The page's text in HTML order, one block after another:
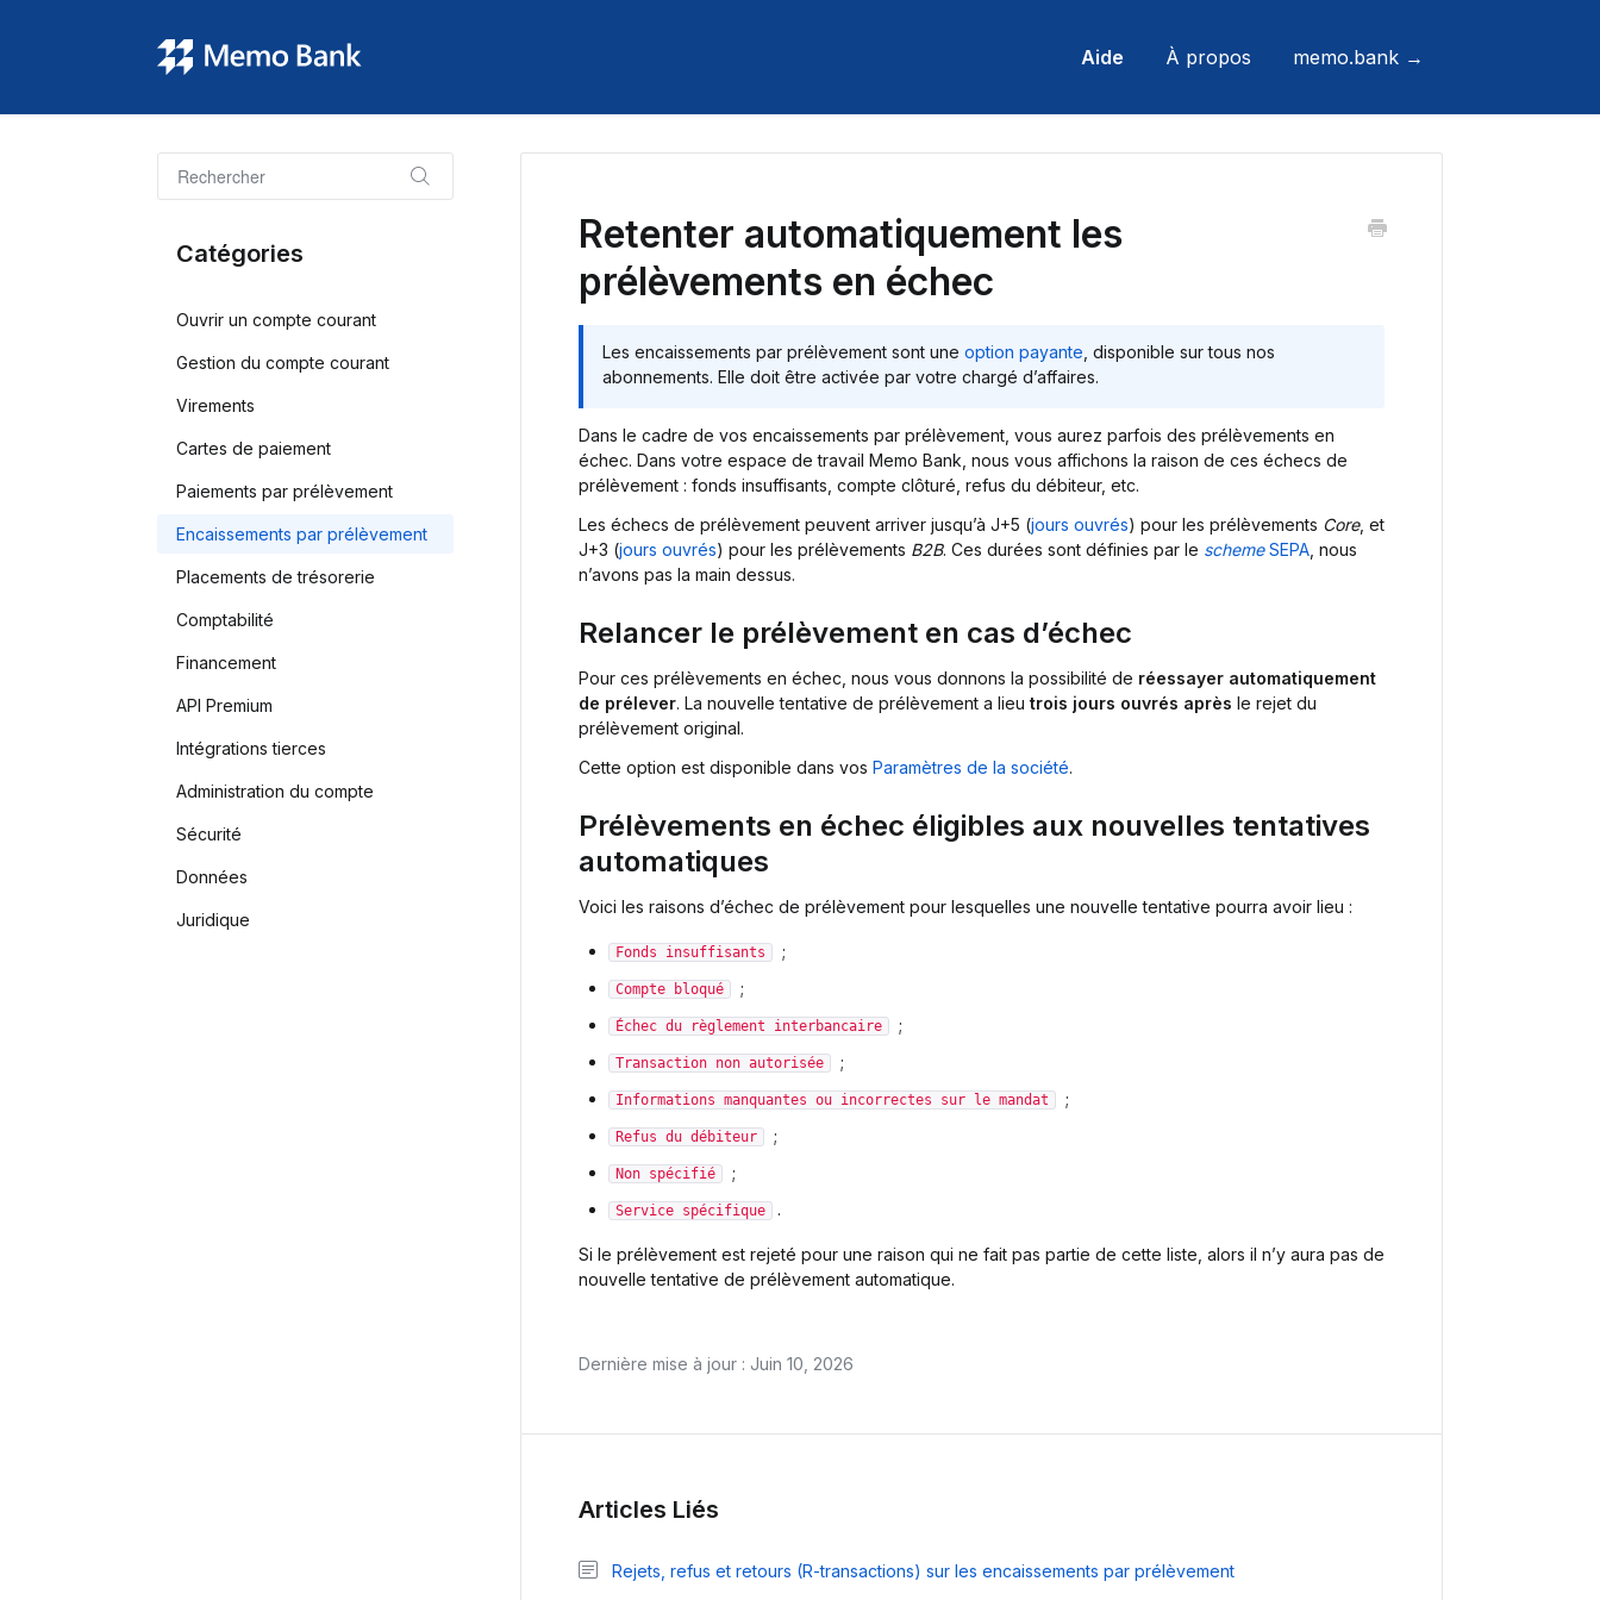
Aide À propos memo.bank →
Retenter automatiquement les
prélèvements en échec
Les encaissements par prélèvement sont une option payante , disponible sur tous nos
abonnements. Elle doit être activée par votre chargé d’affaires.
Dans le cadre de vos encaissements par prélèvement, vous aurez parfois des prélèvements en
échec. Dans votre espace de travail Memo Bank, nous vous affichons la raison de ces échecs de
prélèvement : fonds insuffisants, compte clôturé, refus du débiteur, etc.
Les échecs de prélèvement peuvent arriver jusqu’à J+5 (jours ouvrés) pour les prélèvements Core, et
J+3 (jours ouvrés) pour les prélèvements B2B. Ces durées sont définies par le schemeSEPA, nous
n’avons pas la main dessus.
Relancer le prélèvement en cas d’échec
Pour ces prélèvements en échec, nous vous donnons la possibilité de réessayer automatiquement
de prélever. La nouvelle tentative de prélèvement a lieu trois jours ouvrés après le rejet du
prélèvement original.
Cette option est disponible dans vos Paramètres de la société.
Prélèvements en échec éligibles aux nouvelles tentatives
automatiques
Voici les raisons d’échec de prélèvement pour lesquelles une nouvelle tentative pourra avoir lieu :
Fonds insuffisants ;
Compte bloqué ;
Échec du règlement interbancaire ;
Transaction non autorisée ;
Informations manquantes ou incorrectes sur le mandat ;
Refus du débiteur ;
Non spécifié ;
Service spécifique .
Si le prélèvement est rejeté pour une raison qui ne fait pas partie de cette liste, alors il n’y aura pas de
nouvelle tentative de prélèvement automatique.
Dernière mise à jour : Juin 10, 2026
Articles Liés
Rejets, refus et retours (R-transactions) sur les encaissements par prélèvement
Catégories
Ouvrir un compte courant
Gestion du compte courant
Virements
Cartes de paiement
Paiements par prélèvement
Encaissements par prélèvement
Placements de trésorerie
Comptabilité
Financement
API Premium
Intégrations tierces
Administration du compte
Sécurité
Données
Juridique